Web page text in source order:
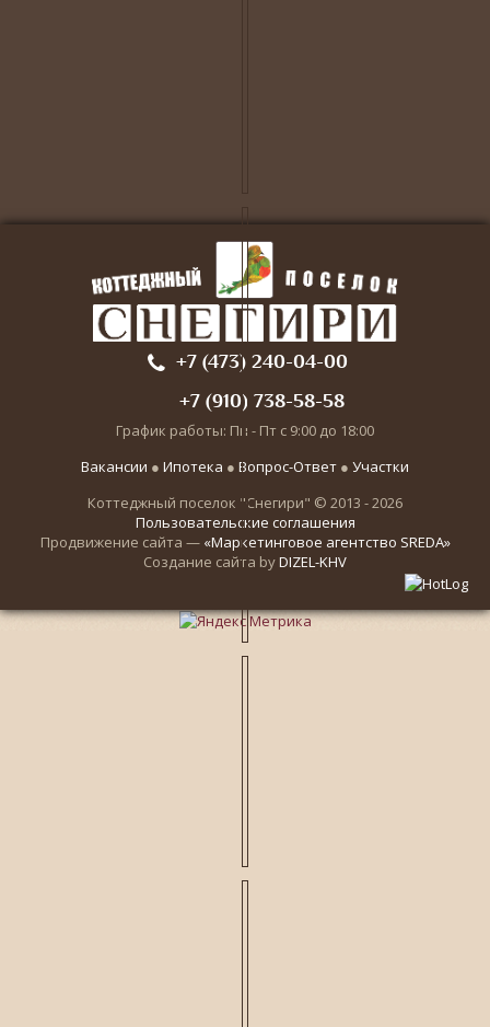
+7 (473) 240-04-00
+7 (910) 738-58-58
График работы: Пн - Пт с 9:00 до 18:00
Вакансии ● Ипотека ● Вопрос-Ответ ● Участки
Коттеджный поселок "Снегири" © 2013 - 2026
Пользовательские соглашения
Продвижение сайта — «Маркетинговое агентство SREDA»
Создание сайта byDIZEL-KHV